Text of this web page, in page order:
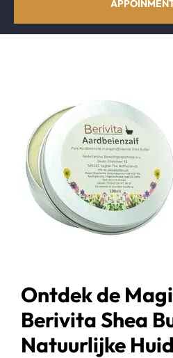
Ontdek de
Berivita Shea
Natuurlijke